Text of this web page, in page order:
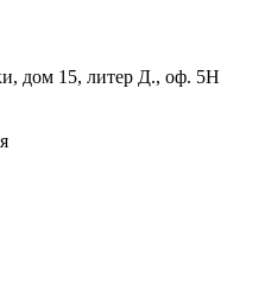
дом 15, литер Д., оф. 5Н